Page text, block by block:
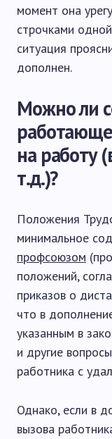
момент она
строчками
ситуация
дополнен.
Можно ли
на работу
т.д.)?
Положения
минимальное
профсоюзом
положений,
приказов о
что в
указанным в
и другие
работника с
Однако, если в
вызова